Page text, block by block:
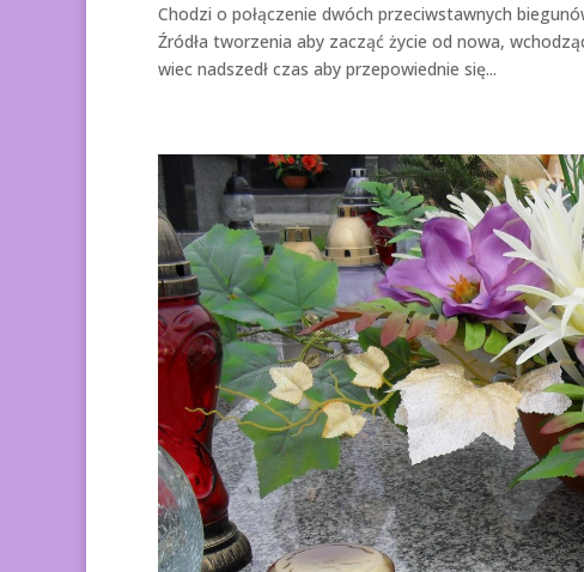
Chodzi o połączenie dwóch przeciwstawnych
Źródła tworzenia aby zacząć życie od nowa,
wiec nadszedł czas aby przepowiednie się...